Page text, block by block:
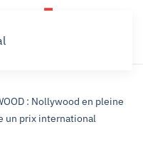
: Nollywood en pleine
un prix international